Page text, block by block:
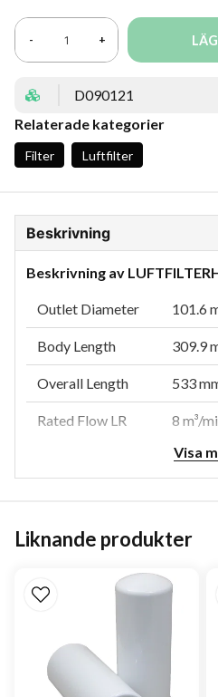
- +
D090121
Relaterade kategorier
Filter Luftfilter
Beskrivning
Beskrivning av
Outlet Diameter 101.6
Body Length 309.9
Overall Length 533
Rated Flow LR 8 m³/
9.4
Restriction LR 152.4
Restriction HR 254
Family
Media Brand
Visa
Liknande produkter